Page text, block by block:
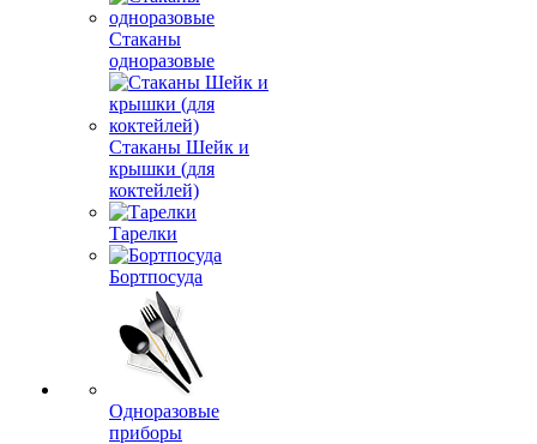
Стаканы
одноразовые
Стаканы Шейк и
крышки (для
коктейлей)
Тарелки
Бортпосуда
Одноразовые
приборы